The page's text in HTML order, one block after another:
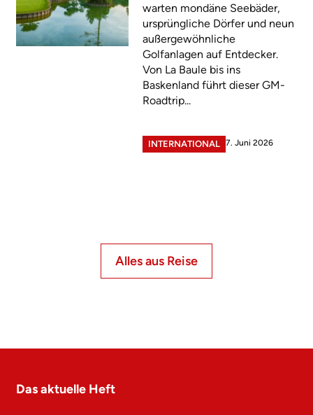
warten mondäne Seebäder,
ursprüngliche Dörfer und neun
außergewöhnliche
Golfanlagen auf Entdecker.
Von La Baule bis ins
Baskenland führt dieser GM-
Roadtrip...
INTERNATIONAL 7. Juni 2026
Alles aus Reise
Das aktuelle Heft